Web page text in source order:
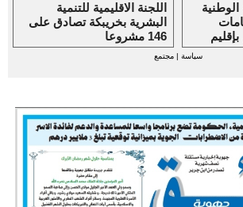
اللجنة الاقليمية للتنمية
البشرية بخريبكة تصادق على
146 مشروعا
سياسة |مجتمع